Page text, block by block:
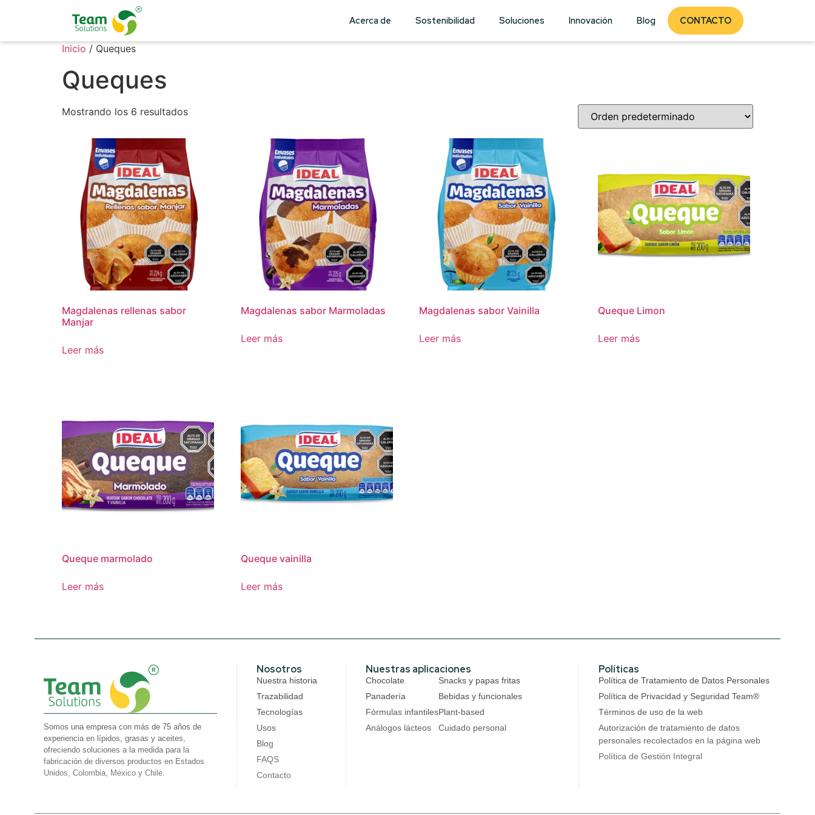
Acerca de Sostenibilidad Soluciones Innovación Blog CONTACTO
Inicio / Queques
Queques
Mostrando los 6 resultados
Magdalenas rellenas sabor
Manjar
Leer más
Magdalenas sabor Marmoladas
Leer más
Magdalenas sabor Vainilla
Leer más
Queque Limon
Leer más
Queque marmolado
Leer más
Queque vainilla
Leer más
Somos una empresa con más de 75 años de
experiencia en lípidos, grasas y aceites,
ofreciendo soluciones a la medida para la
fabricación de diversos productos en Estados
Unidos, Colombia, México y Chile.
Nosotros
Nuestra historia
Trazabilidad
Tecnologías
Usos
Blog
FAQS
Contacto
Nuestras aplicaciones
Chocolate
Panadería
Fórmulas infantiles
Análogos lácteos
Snacks y papas fritas
Bebidas y funcionales
Plant-based
Cuidado personal
Políticas
Política de Tratamiento de Datos Personales
Política de Privacidad y Seguridad Team®
Términos de uso de la web
Autorización de tratamiento de datos
personales recolectados en la página web
Política de Gestión Integral